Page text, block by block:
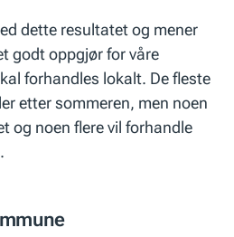
dette resultatet og mener
godt oppgjør for våre
forhandles lokalt. De fleste
etter sommeren, men noen
og noen flere vil forhandle